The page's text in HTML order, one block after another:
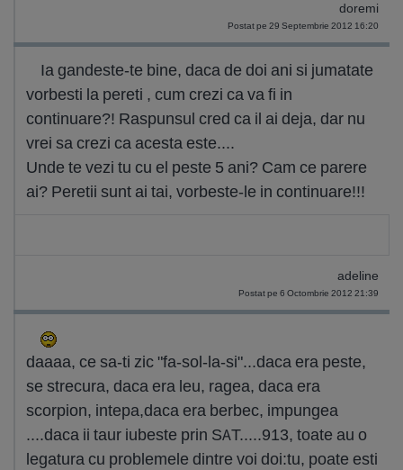
doremi
Postat pe 29 Septembrie 2012 16:20
Ia gandeste-te bine, daca de doi ani si jumatate
vorbesti la pereti , cum crezi ca va fi in
continuare?! Raspunsul cred ca il ai deja, dar nu
vrei sa crezi ca acesta este....
Unde te vezi tu cu el peste 5 ani? Cam ce parere
ai? Peretii sunt ai tai, vorbeste-le in continuare!!!
adeline
Postat pe 6 Octombrie 2012 21:39
daaaa, ce sa-ti zic "fa-sol-la-si"...daca era peste,
se strecura, daca era leu, ragea, daca era
scorpion, intepa,daca era berbec, impungea
....daca ii taur iubeste prin SAT.....913, toate au o
legatura cu problemele dintre voi doi:tu, poate esti